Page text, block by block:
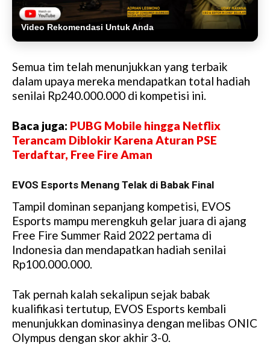
Video Rekomendasi Untuk Anda
Semua tim telah menunjukkan yang terbaik
dalam upaya mereka mendapatkan total hadiah
senilai Rp240.000.000 di kompetisi ini.
Baca juga: PUBG Mobile hingga Netflix
Terancam Diblokir Karena Aturan PSE
Terdaftar, Free Fire Aman
EVOS Esports Menang Telak di Babak Final
Tampil dominan sepanjang kompetisi, EVOS
Esports mampu merengkuh gelar juara di ajang
Free Fire Summer Raid 2022 pertama di
Indonesia dan mendapatkan hadiah senilai
Rp100.000.000.
Tak pernah kalah sekalipun sejak babak
kualifikasi tertutup, EVOS Esports kembali
menunjukkan dominasinya dengan melibas ONIC
Olympus dengan skor akhir 3-0.